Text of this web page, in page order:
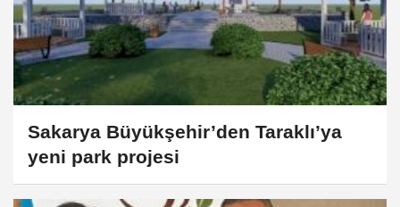
Sakarya Büyükşehir’den Taraklı’ya
yeni park projesi